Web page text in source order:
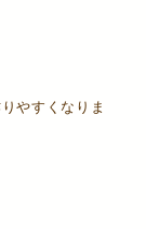
やすくなりま